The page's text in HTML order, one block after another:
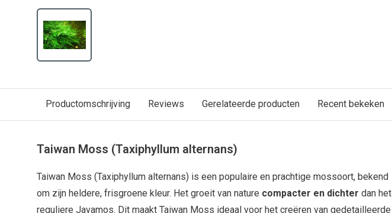
Productomschrijving Reviews Gerelateerde producten Recent bekeken
Taiwan Moss (Taxiphyllum alternans)
Taiwan Moss (Taxiphyllum alternans) is een populaire en prachtige mossoort, bekend
om zijn heldere, frisgroene kleur. Het groeit van nature compacter en dichter dan het
reguliere Javamos. Dit maakt Taiwan Moss ideaal voor het creëren van gedetailleerde